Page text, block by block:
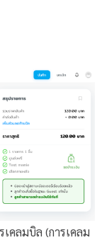
คลมบิล (การเคลม